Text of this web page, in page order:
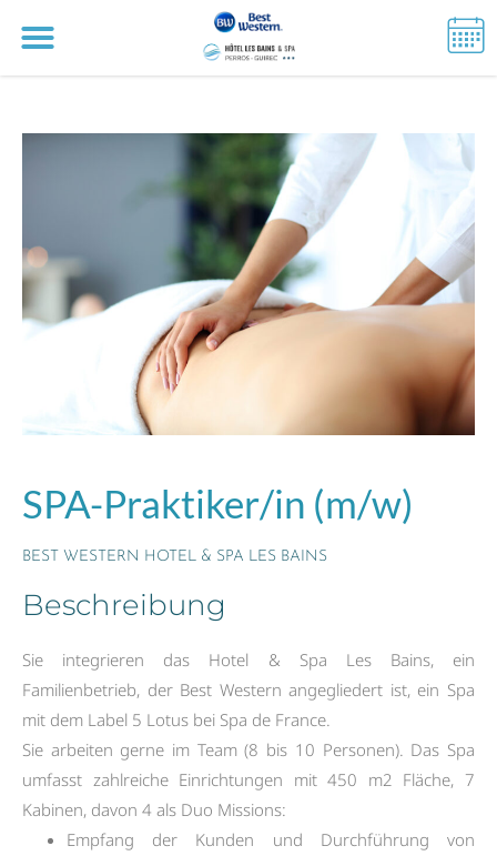
SPA-Praktiker/in (m/w)
BEST WESTERN HOTEL & SPA LES BAINS
Beschreibung
Sie integrieren das Hotel & Spa Les Bains, ein
Familienbetrieb, der Best Western angegliedert ist, ein Spa
mit dem Label 5 Lotus bei Spa de France.
Sie arbeiten gerne im Team (8 bis 10 Personen). Das Spa
umfasst zahlreiche Einrichtungen mit 450 m2 Fläche, 7
Kabinen, davon 4 als Duo Missions:
Empfang der Kunden und Durchführung von